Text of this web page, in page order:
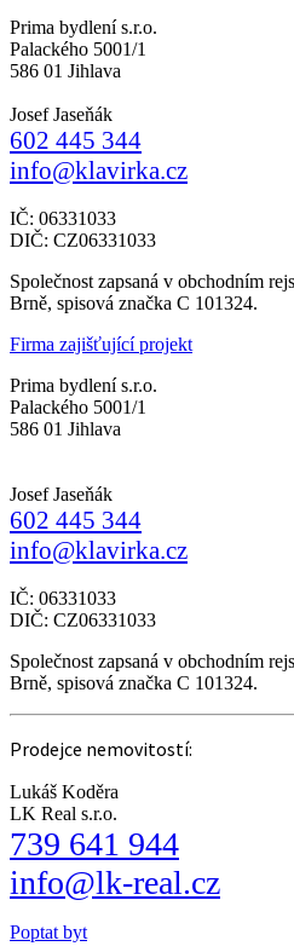
Prima bydlení s.r.o.
Palackého 5001/1
586 01 Jihlava
Josef Jaseňák
602 445 344
info@klavirka.cz
IČ: 06331033
DIČ: CZ06331033
Společnost zapsaná v obchodním
Brně, spisová značka C 101324.
Firma zajišťující projekt
Prima bydlení s.r.o.
Palackého 5001/1
586 01 Jihlava
Josef Jaseňák
602 445 344
info@klavirka.cz
IČ: 06331033
DIČ: CZ06331033
Společnost zapsaná v obchodním
Brně, spisová značka C 101324.
Prodejce nemovitostí:
Lukáš Koděra
LK Real s.r.o.
739 641 944
info@lk-real.cz
Poptat byt